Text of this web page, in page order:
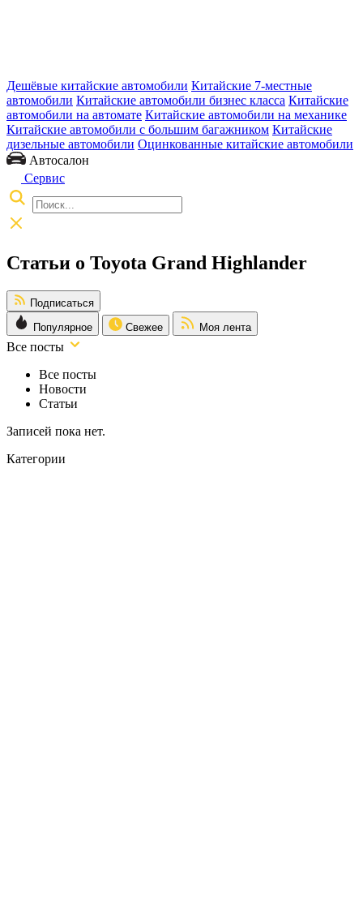
Дешёвые китайские автомобили Китайские 7-местные
автомобили Китайские автомобили бизнес класса Китайские
автомобили на автомате Китайские автомобили на механике
Китайские автомобили с большим багажником Китайские
дизельные автомобили Оцинкованные китайские автомобили
Автосалон
Сервис
Статьи о Toyota Grand Highlander
Подписаться
Популярное
Свежее Моя лента
Все посты
Все посты
Новости
Статьи
Записей пока нет.
Категории